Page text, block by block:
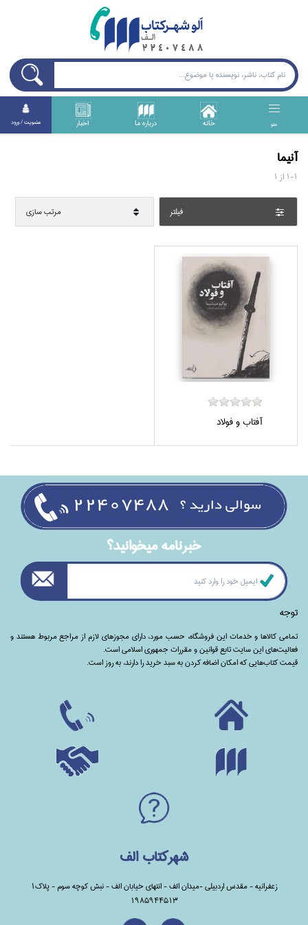
منو خانه درباره ما اخبار عضويت / ورود
آنيما
1-1 از 1
فيلتر مرتب سازي
آفتاب و فولاد
خبرنامه ميخوانيد؟
توجه
تمامی‌ کالاها و خدمات این فروشگاه، حسب مورد،‌ دارای مجوزهای لازم از مراجع مربوط هستند ‌و‌‌
فعالیت‌های این سایت تابع قوانین و مقررات جمهوری اسلامی است.
قیمت کتاب‌هایی که امکان اضافه کردن به سبد خرید را دارند،‌ به روز است.
شهرکتاب الف
زعفرانیه - مقدس اردبیلی -میدان الف - انتهای خیابان الف - نبش کوچه سوم - پلاک1
1985944513